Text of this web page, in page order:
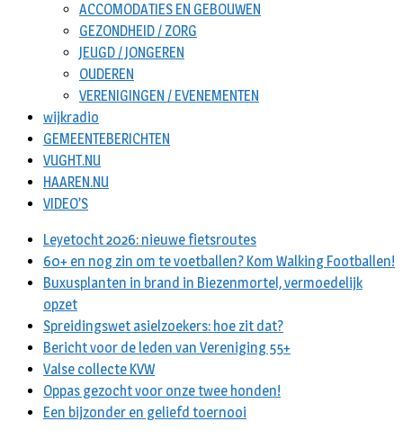
ACCOMODATIES EN GEBOUWEN
GEZONDHEID / ZORG
JEUGD / JONGEREN
OUDEREN
VERENIGINGEN / EVENEMENTEN
wijkradio
GEMEENTEBERICHTEN
VUGHT.NU
HAAREN.NU
VIDEO’S
Leyetocht 2026: nieuwe fietsroutes
60+ en nog zin om te voetballen? Kom Walking Footballen!
Buxusplanten in brand in Biezenmortel, vermoedelijk
opzet
Spreidingswet asielzoekers: hoe zit dat?
Bericht voor de leden van Vereniging 55+
Valse collecte KVW
Oppas gezocht voor onze twee honden!
Een bijzonder en geliefd toernooi